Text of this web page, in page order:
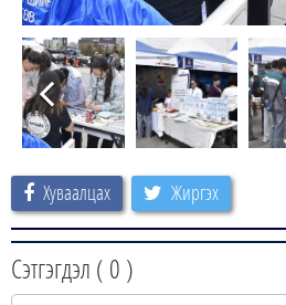
Хуваалцах Жиргэх
Сэтгэгдэл ( 0 )